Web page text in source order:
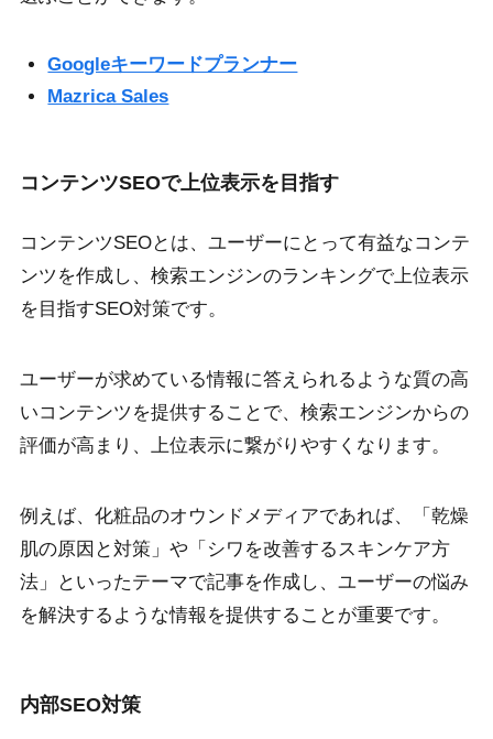
Googleキーワードプランナー
Mazrica Sales
コンテンツSEOで上位表示を目指す
コンテンツSEOとは、ユーザーにとって有益なコンテ
ンツを作成し、検索エンジンのランキングで上位表示
を目指すSEO対策です。
ユーザーが求めている情報に答えられるような質の高
いコンテンツを提供することで、検索エンジンからの
評価が高まり、上位表示に繋がりやすくなります。
例えば、化粧品のオウンドメディアであれば、「乾燥
肌の原因と対策」や「シワを改善するスキンケア方
法」といったテーマで記事を作成し、ユーザーの悩み
を解決するような情報を提供することが重要です。
内部SEO対策